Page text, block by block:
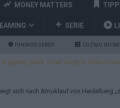
MONEY MATTERS
SERIE
HINWEISGEBER COZMO
Bulgarien jubelt, Israel sorgt für
und Billy Joel – das ESC-Finale wird eine
sich nach Amoklauf von Heidelberg